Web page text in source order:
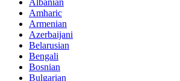
Albanian
Amharic
Armenian
Azerbaijani
Belarusian
Bengali
Bosnian
Bulgarian